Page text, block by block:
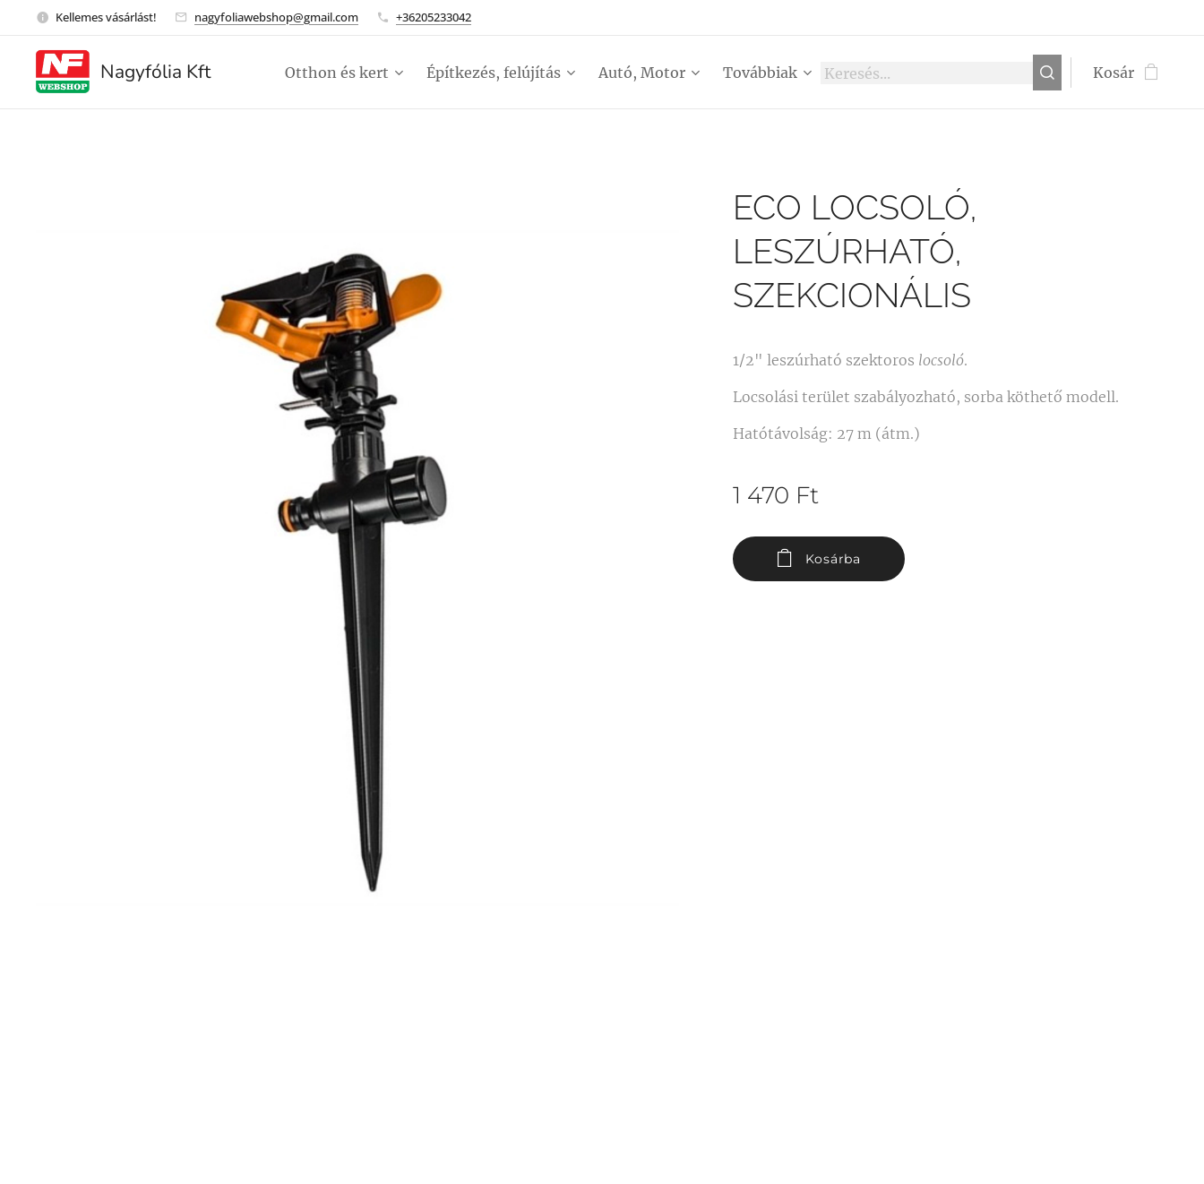
Kellemes vásárlást! nagyfoliawebshop@gmail.com +36205233042
Nagyfólia Kft Otthon és kert Építkezés, felújítás Autó, Motor Továbbiak Kosár
ECO LOCSOLÓ,
LESZÚRHATÓ,
SZEKCIONÁLIS
1/2" leszúrható szektoros locsoló.
Locsolási terület szabályozható, sorba köthető modell.
Hatótávolság: 27 m (átm.)
1 470 Ft
Kosárba